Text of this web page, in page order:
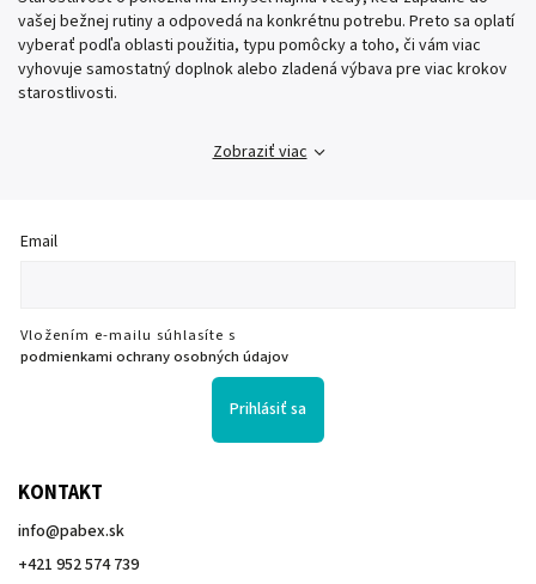
vašej bežnej rutiny a odpovedá na konkrétnu potrebu. Preto sa oplatí
vyberať podľa oblasti použitia, typu pomôcky a toho, či vám viac
vyhovuje samostatný doplnok alebo zladená výbava pre viac krokov
starostlivosti.
Zobraziť viac
Email
Vložením e-mailu súhlasíte s
podmienkami ochrany osobných údajov
Prihlásiť sa
KONTAKT
info@pabex.sk
+421 952 574 739